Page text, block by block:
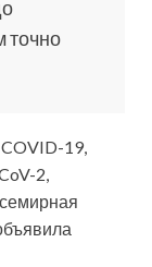
точно
19,
2,